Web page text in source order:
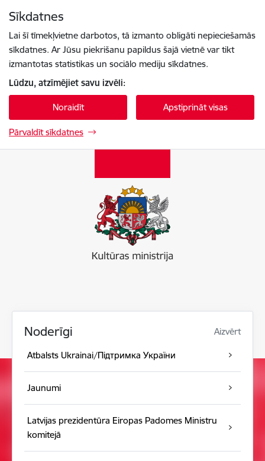
Sīkdatnes
Lai šī tīmekļvietne darbotos, tā izmanto obligāti nepieciešamās
sīkdatnes. Ar Jūsu piekrišanu papildus šajā vietnē var tikt
izmantotas statistikas un sociālo mediju sīkdatnes.
Lūdzu, atzīmējiet savu izvēli:
Noraidīt Apstiprināt visas
Pārvaldīt sīkdatnes
Noderīgi Aizvērt
Atbalsts Ukrainai/Підтримка України
Jaunumi
Latvijas prezidentūra Eiropas Padomes Ministru
komitejā